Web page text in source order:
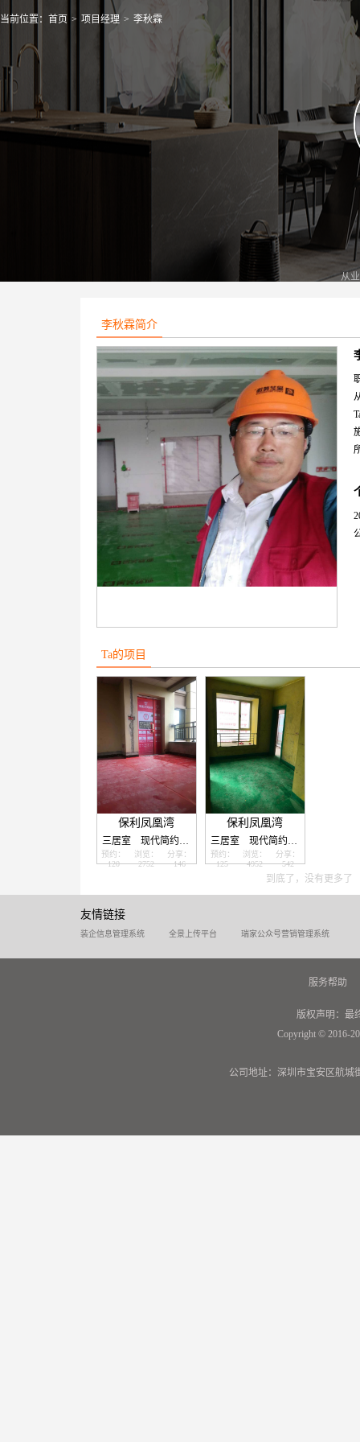
当前位置： 首页 > 项目经理 > 李秋霖
从
李秋霖简介
Ta的项目
保利凤凰湾
三居室 现代简约 110.0㎡
预约：
120
浏览：
2752
分享：
146
保利凤凰湾
三居室 现代简约
预约：
125
浏览：
4952
分享：
542
到底了，没有更多了
友情链接
装企信息管理系统 全景上传平台 瑞家公众号营销管理系统
服务帮助
版权声明：最
Copyright © 2016-
公司地址：深圳市宝安区航城